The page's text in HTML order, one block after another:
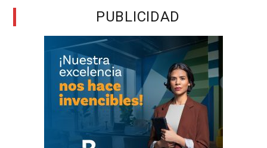
PUBLICIDAD